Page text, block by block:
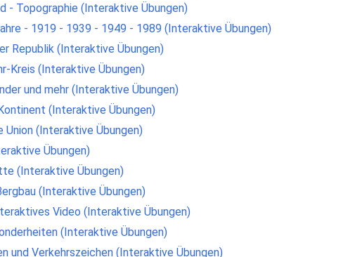
- Topographie (Interaktive Übungen)
- 1919 - 1939 - 1949 - 1989 (Interaktive Übungen)
Republik (Interaktive Übungen)
Kreis (Interaktive Übungen)
und mehr (Interaktive Übungen)
(Interaktive Übungen)
Union (Interaktive Übungen)
Übungen)
(Interaktive Übungen)
(Interaktive Übungen)
Video (Interaktive Übungen)
(Interaktive Übungen)
und Verkehrszeichen (Interaktive Übungen)